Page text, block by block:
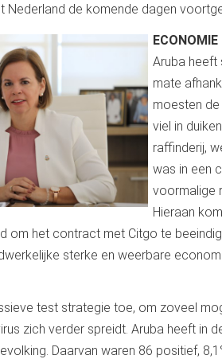
Nederland de komende dagen
ECONOMIE
Aruba heeft
mate
moesten
viel in
raffinderij,
was in een
voormalige
Hieraan
om het contract met Citgo te
sterke en weerbare
test strategie toe, om zoveel
zich verder spreidt. Aruba heeft in
Daarvan waren 86 positief,